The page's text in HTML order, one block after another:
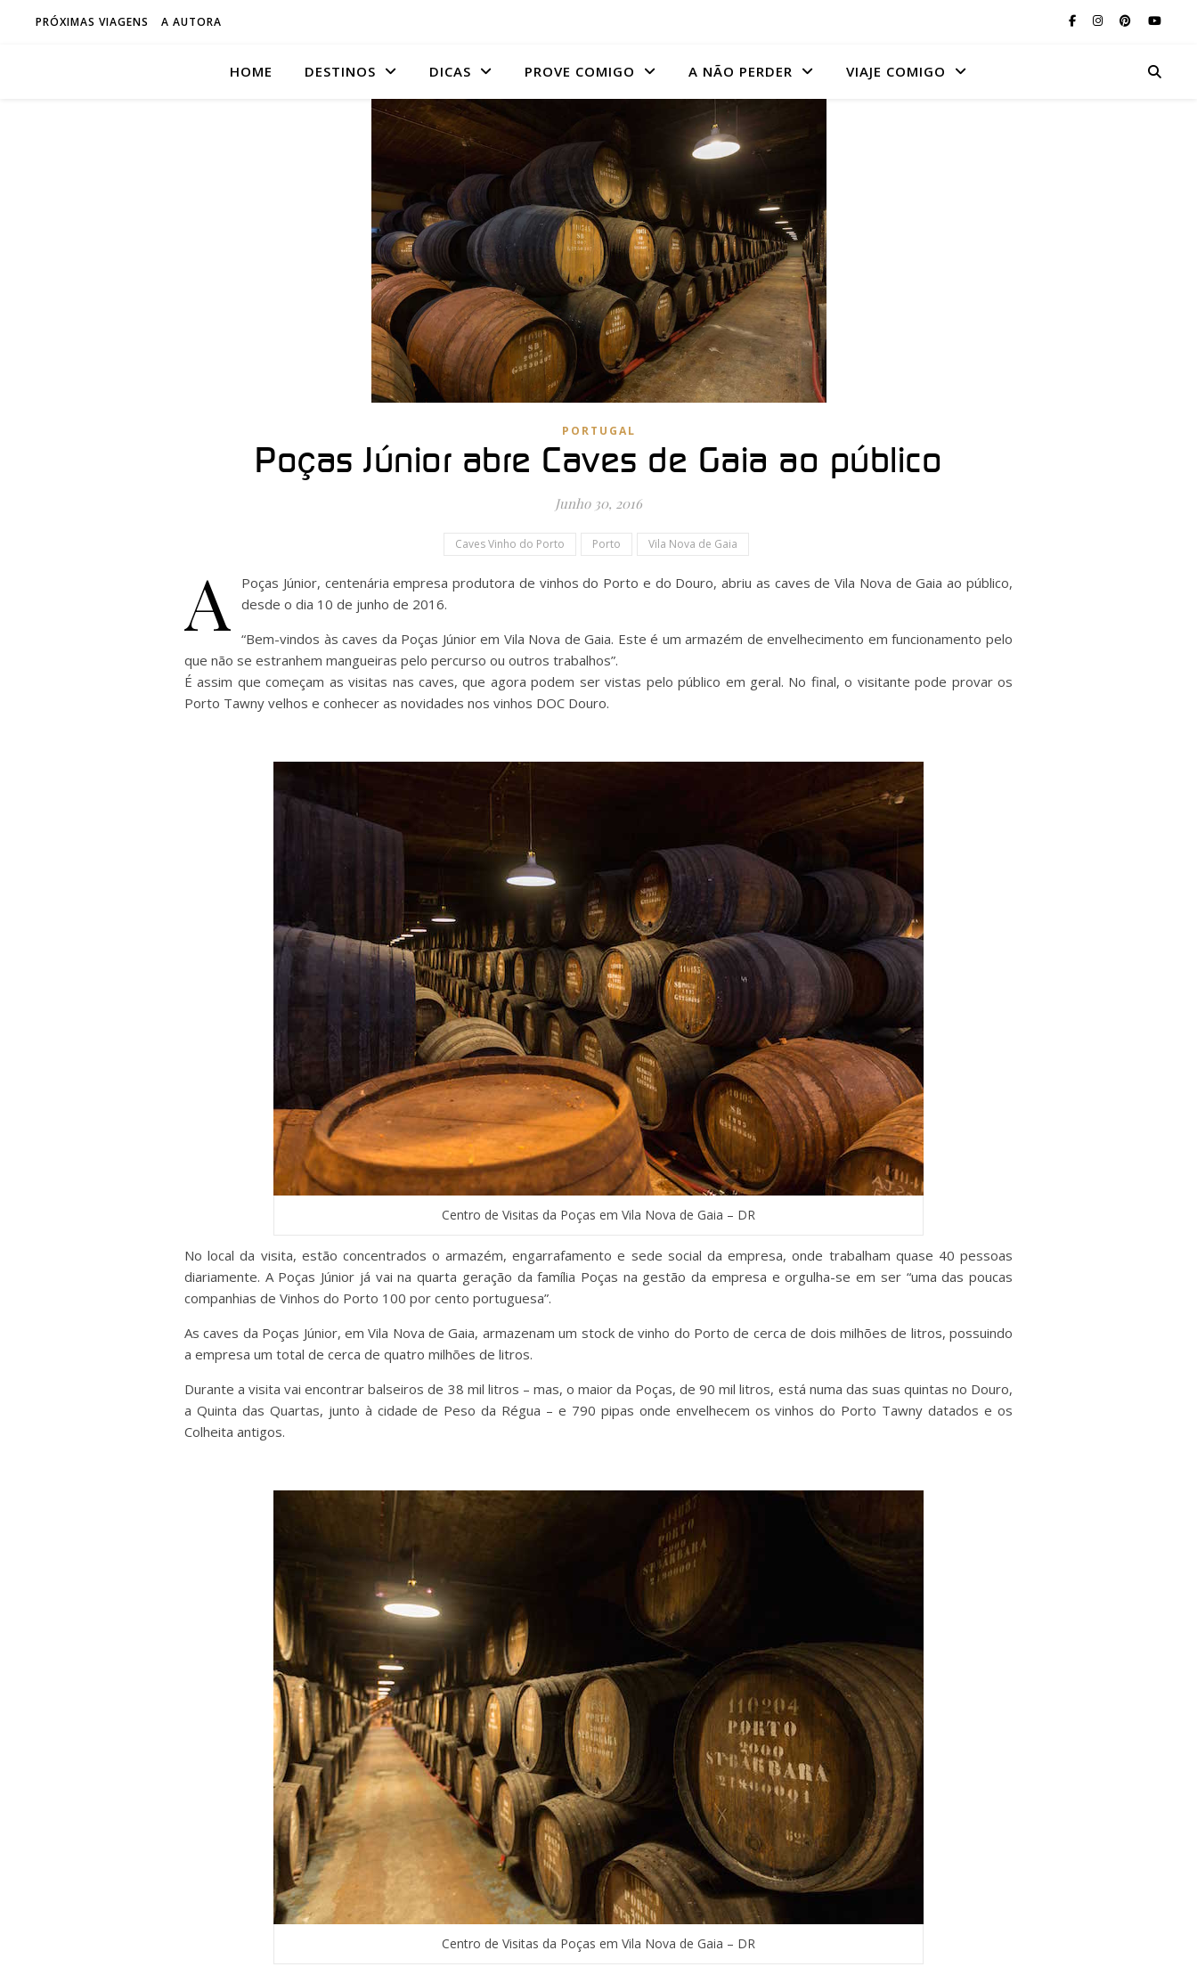
PRÓXIMAS VIAGENS A AUTORA
HOME DESTINOS DICAS PROVE COMIGO A NÃO PERDER VIAJE COMIGO
PORTUGAL
Poças Júnior abre Caves de Gaia ao público
Junho 30, 2016
Caves Vinho do Porto Porto Vila Nova de Gaia
A
Poças Júnior, centenária empresa produtora de vinhos do Porto e do Douro, abriu as caves de Vila Nova de Gaia ao público,
desde o dia 10 de junho de 2016.
“Bem-vindos às caves da Poças Júnior em Vila Nova de Gaia. Este é um armazém de envelhecimento em funcionamento pelo
que não se estranhem mangueiras pelo percurso ou outros trabalhos”.
É assim que começam as visitas nas caves, que agora podem ser vistas pelo público em geral. No final, o visitante pode provar os
Porto Tawny velhos e conhecer as novidades nos vinhos DOC Douro.
Centro de Visitas da Poças em Vila Nova de Gaia – DR
No local da visita, estão concentrados o armazém, engarrafamento e sede social da empresa, onde trabalham quase 40 pessoas
diariamente. A Poças Júnior já vai na quarta geração da família Poças na gestão da empresa e orgulha-se em ser “uma das poucas
companhias de Vinhos do Porto 100 por cento portuguesa”.
As caves da Poças Júnior, em Vila Nova de Gaia, armazenam um stock de vinho do Porto de cerca de dois milhões de litros, possuindo
a empresa um total de cerca de quatro milhões de litros.
Durante a visita vai encontrar balseiros de 38 mil litros – mas, o maior da Poças, de 90 mil litros, está numa das suas quintas no Douro,
a Quinta das Quartas, junto à cidade de Peso da Régua – e 790 pipas onde envelhecem os vinhos do Porto Tawny datados e os
Colheita antigos.
Centro de Visitas da Poças em Vila Nova de Gaia – DR